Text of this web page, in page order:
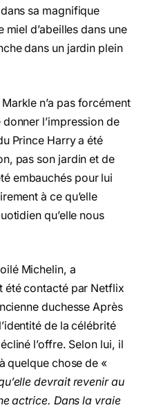
sa magnifique
d’abeilles dans une
dans un jardin plein
n’a pas forcément
l’impression de
Prince Harry a été
pas son jardin et de
embauchés pour lui
à ce qu’elle
qu’elle nous
Michelin, a
été contacté par Netflix
duchesse Après
de la célébrité
l’offre. Selon lui, il
quelque chose de «
devrait revenir au
actrice. Dans la vraie